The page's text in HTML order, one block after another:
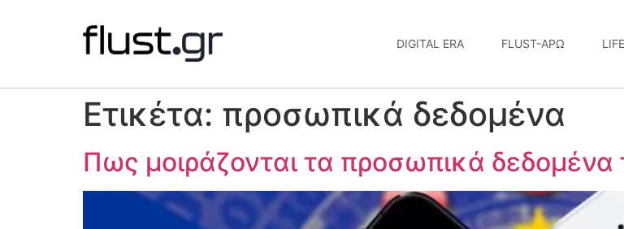
DIGITAL ERA FLUST-ΆΡΩ LIFE
Ετικέτα: προσωπικά δεδομένα
Πως μοιράζονται τα προσωπικά δεδομένα